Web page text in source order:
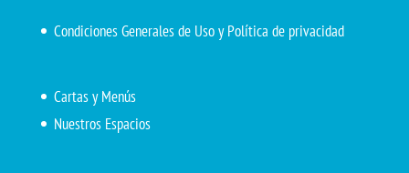
Condiciones Generales de Uso y Política de privacidad
Cartas y Menús
Nuestros Espacios